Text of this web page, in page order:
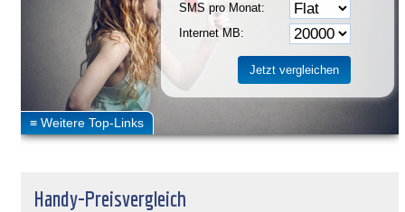
SMS pro Monat:
Internet MB:
Handy-Preisvergleich